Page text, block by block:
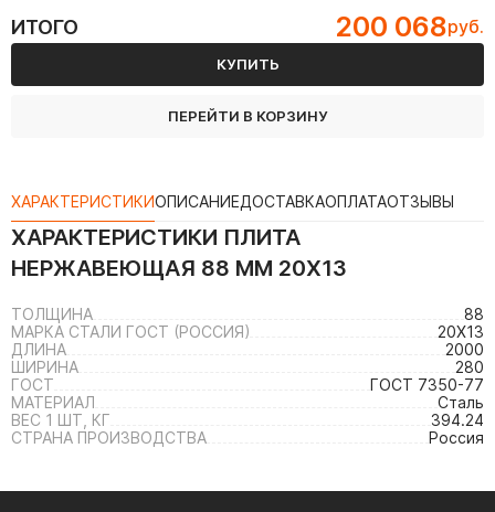
ИТОГО 200 068руб.
КУПИТЬ
ПЕРЕЙТИ В КОРЗИНУ
ХАРАКТЕРИСТИКИОПИСАНИЕДОСТАВКАОПЛАТАОТЗЫВЫ
ХАРАКТЕРИСТИКИ ПЛИТА
НЕРЖАВЕЮЩАЯ 88 ММ 20Х13
ТОЛЩИНА
88
МАРКА СТАЛИ ГОСТ (РОССИЯ)
20Х13
ДЛИНА
2000
ШИРИНА
280
ГОСТ
ГОСТ 7350-77
МАТЕРИАЛ
Сталь
ВЕС 1 ШТ, КГ
394.24
СТРАНА ПРОИЗВОДСТВА
Россия